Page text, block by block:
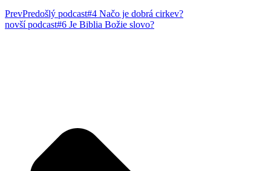
PrevPredošlý podcast#4 Načo je dobrá cirkev?
novší podcast#6 Je Biblia Božie slovo?